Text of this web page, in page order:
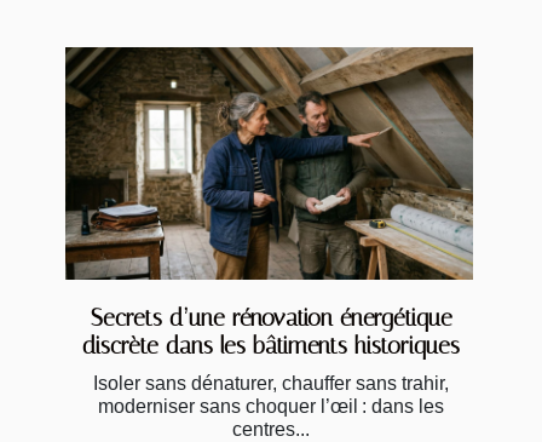
Secrets d’une rénovation énergétique
discrète dans les bâtiments historiques
Isoler sans dénaturer, chauffer sans trahir,
moderniser sans choquer l’œil : dans les
centres...